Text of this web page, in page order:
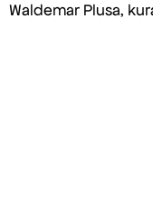
Waldemar Plusa,